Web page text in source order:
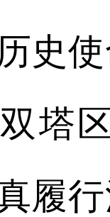
史
塔
履